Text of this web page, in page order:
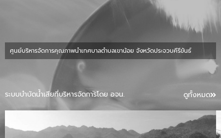
ศูนย์บริหารจัดการคุณภาพน้ำเทศบาลตำบลเขาน้อย จังหวัดประจวบคีรีขันธ์
ระบบบำบัดน้ำเสียที่บริหารจัดการโดย อจน. ดูทั้งหมด